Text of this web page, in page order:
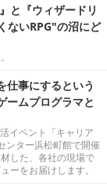
と『ウィザードリ
ないRPG"の沼にど
仕事にするという
ームプログラマと
イベント「キャリア
ンター浜松町館で開催
した、各社の現場で
ーをお届けします。